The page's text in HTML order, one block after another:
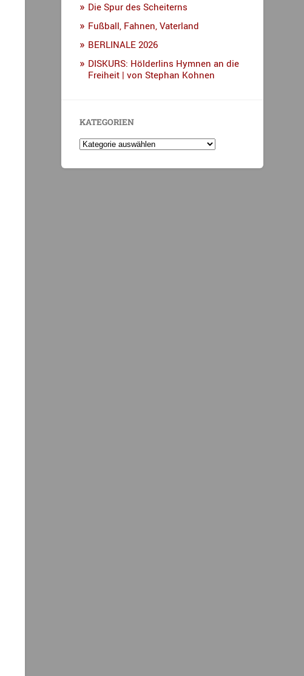
Die Spur des Scheiterns
Fußball, Fahnen, Vaterland
BERLINALE 2026
DISKURS: Hölderlins Hymnen an die
Freiheit | von Stephan Kohnen
KATEGORIEN